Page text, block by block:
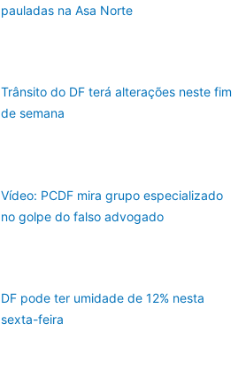
pauladas na Asa Norte
Trânsito do DF terá alterações neste fim
de semana
Vídeo: PCDF mira grupo especializado
no golpe do falso advogado
DF pode ter umidade de 12% nesta
sexta-feira